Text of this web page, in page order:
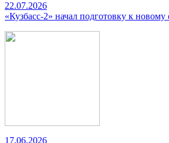
22.07.2026
«Кузбасс-2» начал подготовку к новому
17.06.2026